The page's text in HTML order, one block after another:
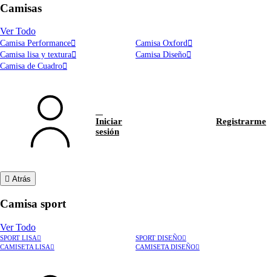
Camisas
Ver Todo
Camisa Performance
Camisa Oxford
Camisa lisa y textura
Camisa Diseño
Camisa de Cuadro
Iniciar
sesión
Registrarme
Atrás
Camisa sport
Ver Todo
SPORT LISA
SPORT DISEÑO
CAMISETA LISA
CAMISETA DISEÑO